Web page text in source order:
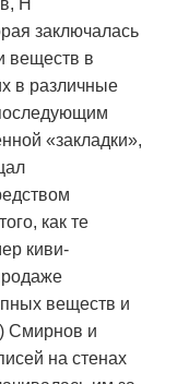
Н
заключалась
веществ в
в различные
«закладки»,
как те
киви-
веществ и
Смирнов и
на стенах